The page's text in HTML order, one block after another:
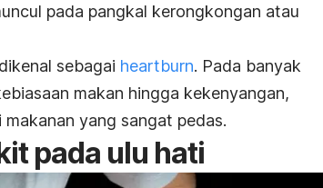
pada pangkal kerongkongan atau
sebagai heartburn. Pada banyak
makan hingga kekenyangan,
yang sangat pedas.
pada ulu hati